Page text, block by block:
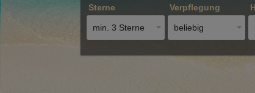
Sterne
min. 3 Sterne
Verpflegung
beliebig